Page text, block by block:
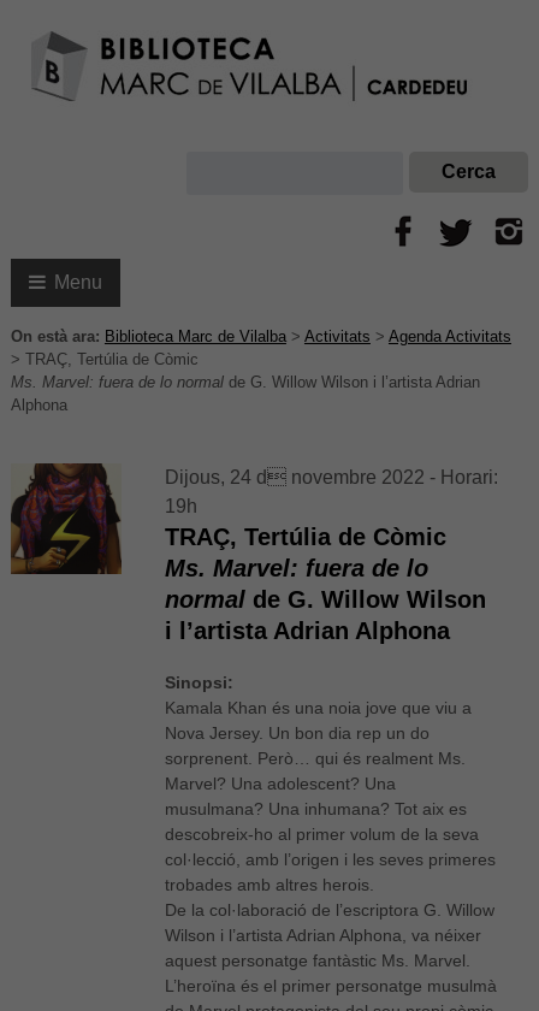
Menu
On està ara: Biblioteca Marc de Vilalba> Activitats > Agenda Activitats
> TRAÇ, Tertúlia de Còmic
Ms. Marvel: fuera de lo normal de G. Willow Wilson i l’artista Adrian
Alphona
Dijous, 24 d novembre 2022 - Horari:
19h
TRAÇ, Tertúlia de Còmic
Ms. Marvel: fuera de lo
normal de G. Willow Wilson
i l’artista Adrian Alphona
Sinopsi:
Kamala Khan és una noia jove que viu a
Nova Jersey. Un bon dia rep un do
sorprenent. Però… qui és realment Ms.
Marvel? Una adolescent? Una
musulmana? Una inhumana? Tot aix es
descobreix-ho al primer volum de la seva
col·lecció, amb l’origen i les seves primeres
trobades amb altres herois.
De la col·laboració de l’escriptora G. Willow
Wilson i l’artista Adrian Alphona, va néixer
aquest personatge fantàstic Ms. Marvel.
L’heroïna és el primer personatge musulmà